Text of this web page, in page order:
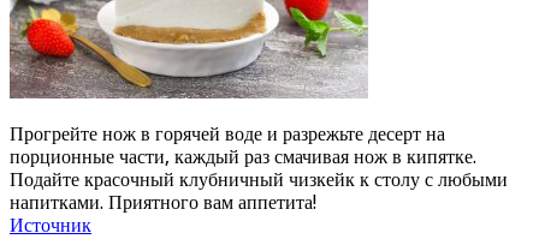
Прогрейте нож в горячей воде и разрежьте десерт на
порционные части, каждый раз смачивая нож в кипятке.
Подайте красочный клубничный чизкейк к столу с любыми
напитками. Приятного вам аппетита!
Источник